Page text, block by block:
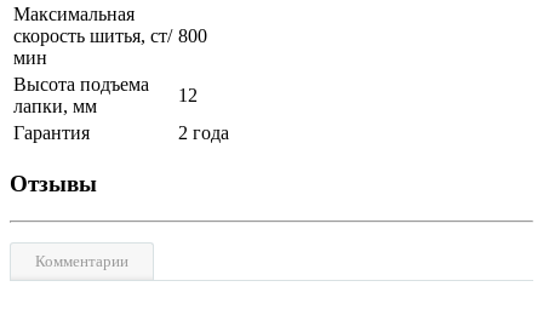
Максимальная
скорость шитья, ст/
мин
800
Высота подъема
лапки, мм
12
Гарантия
2 года
Отзывы
Комментарии